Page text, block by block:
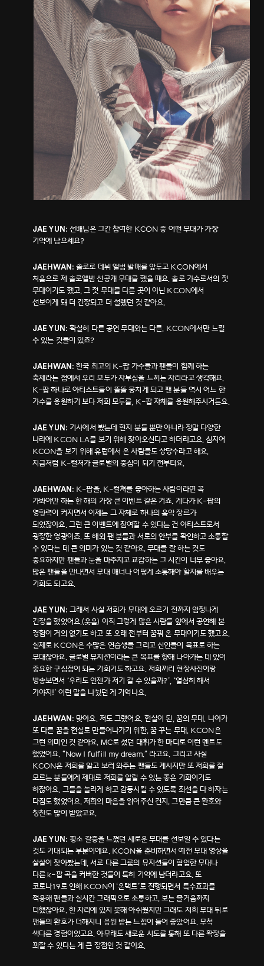
JAE YUN: 선배님은 그간 참여한 KCON 중 어떤 무대가 가장
기억에 남으세요?
JAEHWAN: 솔로로 데뷔 앨범 발매를 앞두고 KCON에서
처음으로 제 솔로앨범 선공개 무대를 했을 때요. 솔로 가수로서의 첫
무대이기도 했고, 그 첫 무대를 다른 곳이 아닌 KCON에서
선보이게 돼 더 긴장되고 더 설렜던 것 같아요.
JAE YUN: 확실히 다른 공연 무대와는 다른, KCON에서만 느낄
수 있는 것들이 있죠?
JAEHWAN: 한국 최고의 K-팝 가수들과 팬들이 함께 하는
축제라는 점에서 우리 모두가 자부심을 느끼는 자리라고 생각해요.
K-팝 하나로 아티스트들이 똘똘 뭉치게 되고 팬 분들 역시 어느 한
가수를 응원하기 보다 저희 모두를, K-팝 자체를 응원해주시거든요.
JAE YUN: 기사에서 봤는데 현지 분들 뿐만 아니라 정말 다양한
나라에 KCON LA를 보기 위해 찾아오신다고 하더라고요. 심지어
KCON을 보기 위해 유럽에서 온 사람들도 상당수라고 해요.
지금처럼 K-컬처가 글로벌의 중심이 되기 전부터요.
JAEHWAN: K-팝을, K-컬쳐를 좋아하는 사람이라면 꼭
가봐야만 하는 한 해의 가장 큰 이벤트 같은 거죠. 게다가 K-팝의
영향력이 커지면서 이제는 그 자체로 하나의 음악 장르가
되었잖아요. 그런 큰 이벤트에 참여할 수 있다는 건 아티스트로서
굉장한 영광이죠. 또 해외 팬 분들과 서로의 안부를 확인하고 소통할
수 있다는 데 큰 의미가 있는 것 같아요. 무대를 잘 하는 것도
중요하지만 팬들과 눈을 마주치고 교감하는 그 시간이 너무 좋아요.
많은 팬들을 만나면서 무대 매너나 어떻게 소통해야 할지를 배우는
기회도 되고요.
JAE YUN: 그래서 사실 저희가 무대에 오르기 전까지 엄청나게
긴장을 했었어요.(웃음) 아직 그렇게 많은 사람들 앞에서 공연해 본
경험이 거의 없기도 하고 또 오래 전부터 꿈꿔 온 무대이기도 했고요.
실제로 KCON은 수많은 연습생들 그리고 신인들이 목표로 하는
무대잖아요. 글로벌 뮤지션이라는 큰 목표를 향해 나아가는 데 있어
중요한 구심점이 되는 기회기도 하고요. 저희끼리 현장사진이랑
방송보면서 ‘우리도 언젠가 저기 갈 수 있을까?’, ‘열심히 해서
가야지!’ 이런 말을 나눴던 게 기억나요.
JAEHWAN: 맞아요. 저도 그랬어요. 현실이 된, 꿈의 무대. 나아가
또 다른 꿈을 현실로 만들어나가기 위한, 꿈 꾸는 무대. KCON은
그런 의미인 것 같아요. MC로 섰던 대휘가 한 마디로 이런 멘트도
했었어요. “Now I fulfill my dream.” 라고요. 그리고 사실
KCON은 저희를 알고 보러 와주는 팬들도 계시지만 또 저희를 잘
모르는 분들에게 제대로 저희를 알릴 수 있는 좋은 기회이기도
하잖아요. 그들을 놀라게 하고 감동시킬 수 있도록 최선을 다 하자는
다짐도 했었어요. 저희의 마음을 읽어주신 건지, 그만큼 큰 환호와
칭찬도 많이 받았고요.
JAE YUN: 평소 갈증을 느꼈던 새로운 무대를 선보일 수 있다는
것도 기대되는 부분이에요. KCON을 준비하면서 예전 무대 영상을
샅샅이 찾아봤는데, 서로 다른 그룹의 뮤지션들이 협업한 무대나
다른 k-팝 곡을 커버한 것들이 특히 기억에 남더라고요. 또
코로나19로 인해 KCON이 ‘온택트’로 진행되면서 특수효과를
적용해 팬들과 실시간 그래픽으로 소통하고, 보는 즐거움까지
더했잖아요. 한 자리에 있지 못해 아쉬웠지만 그래도 저희 무대 뒤로
팬들의 환호가 더해지니 응원 받는 느낌이 들어 좋았어요. 무척
색다른 경험이었고요. 아무래도 새로운 시도를 통해 또 다른 확장을
꾀할 수 있다는 게 큰 장점인 것 같아요.